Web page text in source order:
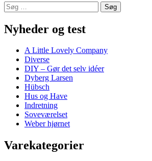
Søg
efter:
Nyheder og test
A Little Lovely Company
Diverse
DIY – Gør det selv idéer
Dyberg Larsen
Hübsch
Hus og Have
Indretning
Soveværelset
Weber hjørnet
Varekategorier